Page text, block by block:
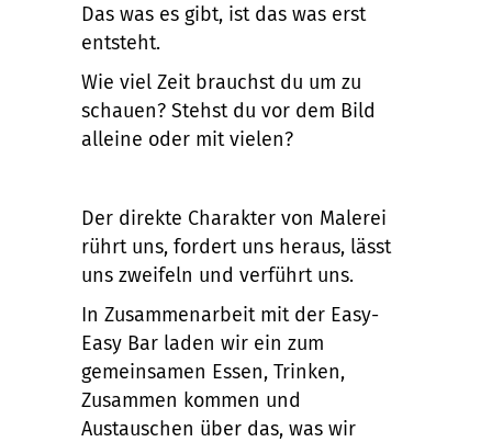
Das was es gibt, ist das was erst
entsteht.
Wie viel Zeit brauchst du um zu
schauen? Stehst du vor dem Bild
alleine oder mit vielen?
Der direkte Charakter von Malerei
rührt uns, fordert uns heraus, lässt
uns zweifeln und verführt uns.
In Zusammenarbeit mit der Easy-
Easy Bar laden wir ein zum
gemeinsamen Essen, Trinken,
Zusammen kommen und
Austauschen über das, was wir